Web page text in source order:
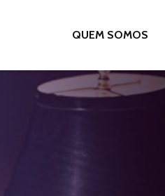
QUEM SOMOS